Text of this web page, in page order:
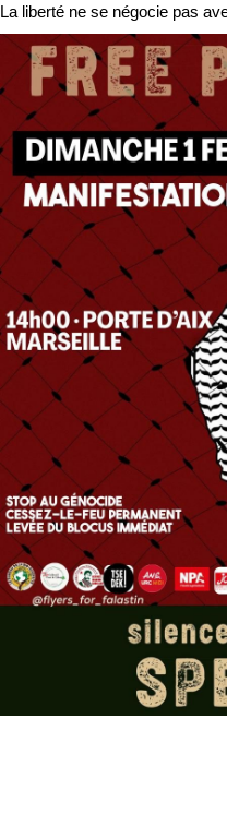
La liberté ne se négocie pas